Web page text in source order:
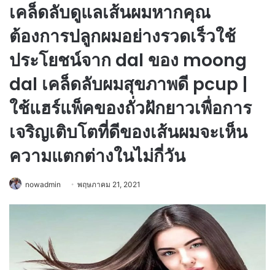
เคล็ดลับดูแลเส้นผมหากคุณ
ต้องการปลูกผมอย่างรวดเร็วใช้
ประโยชน์จาก dal ของ moong
dal เคล็ดลับผมสุขภาพดี pcup |
ใช้แฮร์แพ็คของถั่วฝักยาวเพื่อการ
เจริญเติบโตที่ดีของเส้นผมจะเห็น
ความแตกต่างในไม่กี่วัน
nowadmin พฤษภาคม 21, 2021